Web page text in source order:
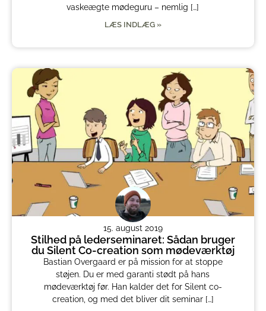
vaskeægte mødeguru – nemlig […]
LÆS INDLÆG »
15. august 2019
Stilhed på lederseminaret: Sådan bruger
du Silent Co-creation som mødeværktøj
Bastian Overgaard er på mission for at stoppe
støjen. Du er med garanti stødt på hans
mødeværktøj før. Han kalder det for Silent co-
creation, og med det bliver dit seminar […]